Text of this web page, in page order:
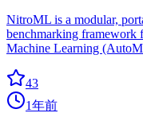
NitroML is a modular,
benchmarking framework
Machine Learning
43
1年前